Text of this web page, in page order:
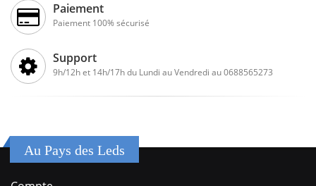
Paiement
Paiement 100% sécurisé
Support
9h/12h et 14h/17h du Lundi au Vendredi au 0688565273
Au Pays des Leds